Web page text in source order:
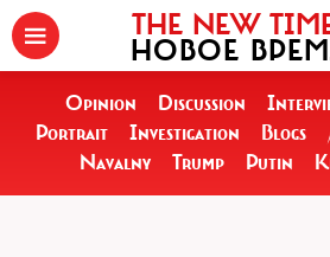
THE NEW
НОВОЕ
Opinion Discussion
Portrait
Investigation Blogs
Navalny
Trump Putin